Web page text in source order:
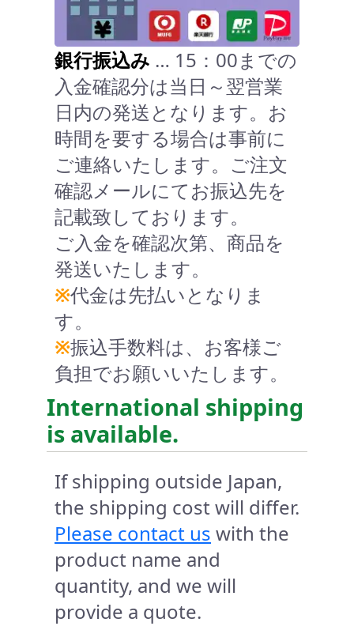
銀行振込み … 15：00までの
入金確認分は当日～翌営業
日内の発送となります。お
時間を要する場合は事前に
ご連絡いたします。ご注文
確認メールにてお振込先を
記載致しております。
ご入金を確認次第、商品を
発送いたします。
※代金は先払いとなりま
す。
※振込手数料は、お客様ご
負担でお願いいたします。
International shipping
is available.
If shipping outside Japan,
the shipping cost will differ.
Please contact us with the
product name and
quantity, and we will
provide a quote.